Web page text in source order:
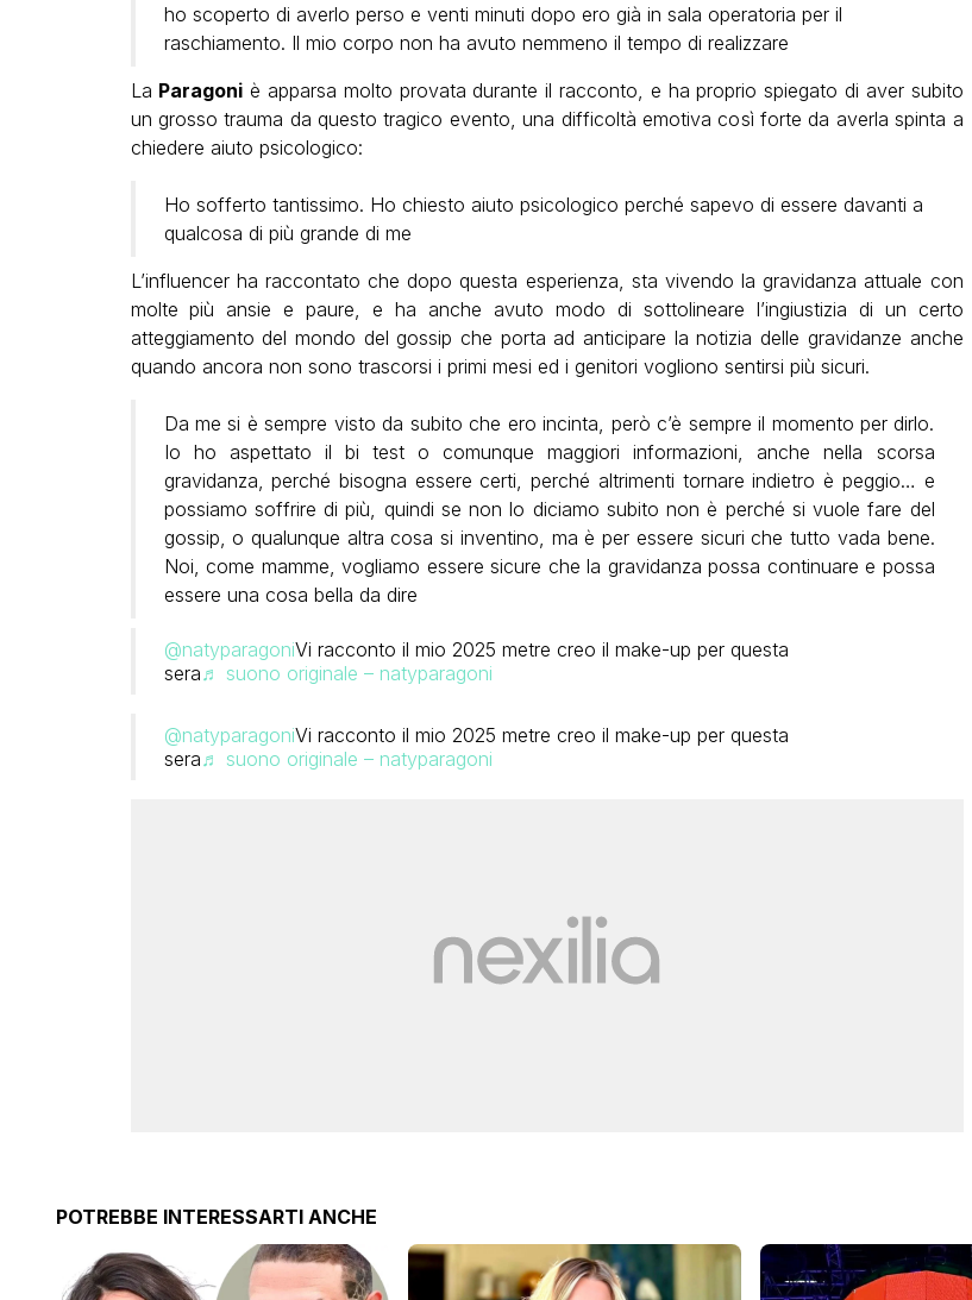
ho scoperto di averlo perso e venti minuti dopo ero già in sala operatoria per il
raschiamento. Il mio corpo non ha avuto nemmeno il tempo di realizzare
La Paragoni è apparsa molto provata durante il racconto, e ha proprio spiegato di aver subito
un grosso trauma da questo tragico evento, una difficoltà emotiva così forte da averla spinta a
chiedere aiuto psicologico:
Ho sofferto tantissimo. Ho chiesto aiuto psicologico perché sapevo di essere davanti a
qualcosa di più grande di me
L’influencer ha raccontato che dopo questa esperienza, sta vivendo la gravidanza attuale con
molte più ansie e paure, e ha anche avuto modo di sottolineare l’ingiustizia di un certo
atteggiamento del mondo del gossip che porta ad anticipare la notizia delle gravidanze anche
quando ancora non sono trascorsi i primi mesi ed i genitori vogliono sentirsi più sicuri.
Da me si è sempre visto da subito che ero incinta, però c’è sempre il momento per dirlo.
Io ho aspettato il bi test o comunque maggiori informazioni, anche nella scorsa
gravidanza, perché bisogna essere certi, perché altrimenti tornare indietro è peggio… e
possiamo soffrire di più, quindi se non lo diciamo subito non è perché si vuole fare del
gossip, o qualunque altra cosa si inventino, ma è per essere sicuri che tutto vada bene.
Noi, come mamme, vogliamo essere sicure che la gravidanza possa continuare e possa
essere una cosa bella da dire
@natyparagoniVi racconto il mio 2025 metre creo il make-up per questa
sera♬ suono originale – natyparagoni
@natyparagoniVi racconto il mio 2025 metre creo il make-up per questa
sera♬ suono originale – natyparagoni
POTREBBE INTERESSARTI ANCHE